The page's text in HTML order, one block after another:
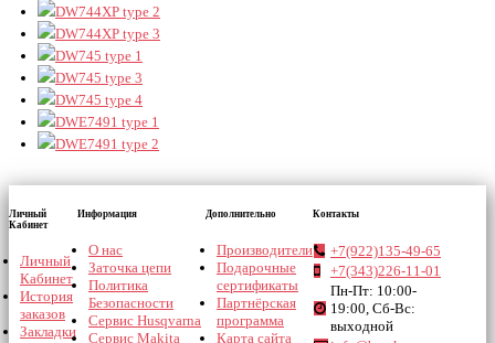
DW744XP type 2
DW744XP type 3
DW745 type 1
DW745 type 3
DW745 type 4
DWE7491 type 1
DWE7491 type 2
Личный
Кабинет
Личный
Кабинет
История
заказов
Закладки
Информация
О нас
Заточка цепи
Политика
Безопасности
Сервис Husqvarna
Сервис Makita
Дополнительно
Производители
Подарочные
сертификаты
Партнёрская
программа
Карта сайта
Контакты
+7(922)135-49-65
+7(343)226-11-01
Пн-Пт: 10:00-
19:00, Сб-Вс:
выходной